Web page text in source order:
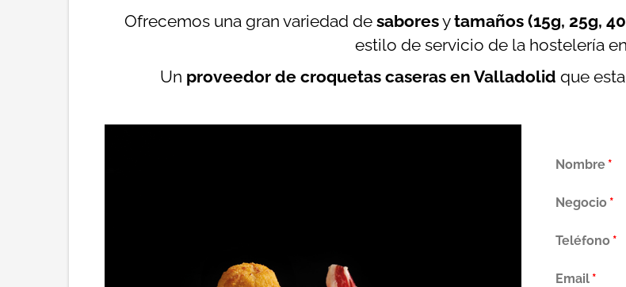
Ofrecemos una gran variedad desaboresytamaños (15g, 25g,
estilo de servicio de la hostelería
Un proveedor de croquetas caseras en Valladolid que
Nombre *
Negocio *
Teléfono *
Email *